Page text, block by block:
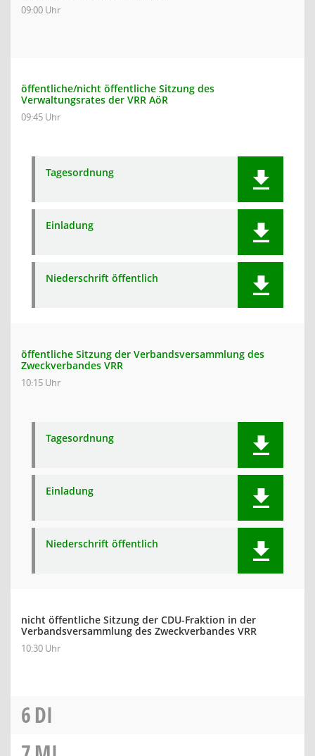
09:00 Uhr
öffentliche/nicht öffentliche Sitzung des
Verwaltungsrates der VRR AöR
09:45 Uhr
Tagesordnung
Einladung
Niederschrift öffentlich
öffentliche Sitzung der Verbandsversammlung des
Zweckverbandes VRR
10:15 Uhr
Tagesordnung
Einladung
Niederschrift öffentlich
nicht öffentliche Sitzung der CDU-Fraktion in der
Verbandsversammlung des Zweckverbandes VRR
10:30 Uhr
6DI